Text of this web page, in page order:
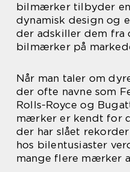
bilmærker tilbyder
dynamisk design og
der adskiller dem fra
bilmærker på
Når man taler om
der ofte navne som
Rolls-Royce og
mærker er kendt for
der har slået
hos bilentusiaster
mange flere mærker